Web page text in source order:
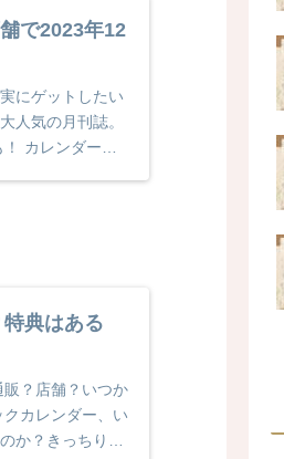
で2023年12
にゲットしたい
人気の月刊誌。
カレンダーは
典はある
？店舗？いつか
カレンダー、い
か？きっちり調